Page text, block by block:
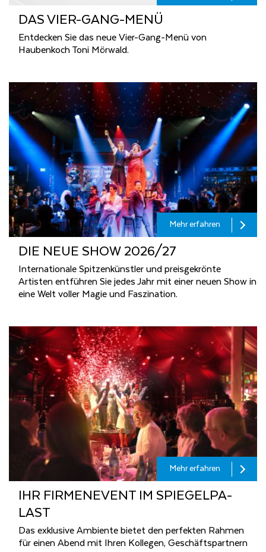
DAS VIER-GANG-MENÜ
Entdecken Sie das neue Vier-Gang-Menü von
Haubenkoch Toni Mörwald.
Mehr erfahren
DIE NEUE SHOW 2026/27
Internationale Spitzenkünstler und preisgekrönte
Artisten entführen Sie jedes Jahr mit einer neuen Show in
eine Welt voller Magie und Faszination.
Mehr erfahren
IHR FIR­MEN­E­VENT IM SPIE­GEL­PA­
LAST
Das exklusive Ambiente bietet den perfekten Rahmen
für einen Abend mit Ihren Kollegen, Geschäftspartnern